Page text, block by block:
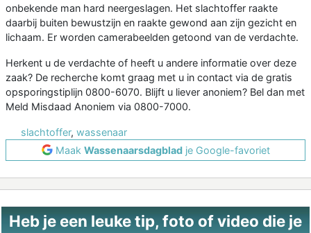
onbekende man hard neergeslagen. Het slachtoffer raakte
daarbij buiten bewustzijn en raakte gewond aan zijn gezicht en
lichaam. Er worden camerabeelden getoond van de verdachte.
Herkent u de verdachte of heeft u andere informatie over deze
zaak? De recherche komt graag met u in contact via de gratis
opsporingstiplijn 0800-6070. Blijft u liever anoniem? Bel dan met
Meld Misdaad Anoniem via 0800-7000.
slachtoffer, wassenaar
Maak Wassenaarsdagbladje Google-favoriet
Heb je een leuke tip, foto of video die je